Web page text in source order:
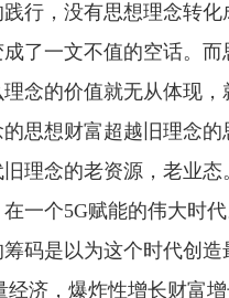
行，没有思想理念转
了一文不值的空话。
念的价值就无从体现
思想财富超越旧理念
理念的老资源，老业
一个5G赋能的伟大时
码是以为这个时代创
经济，爆炸性增长财富